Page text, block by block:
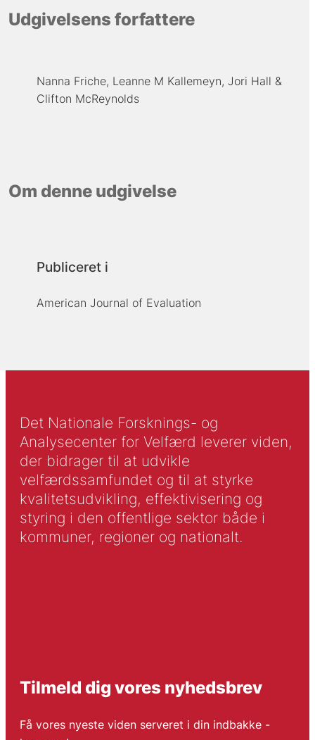
Udgivelsens forfattere
Nanna Friche Leanne M Kallemeyn Jori Hall
Clifton McReynolds
Om denne udgivelse
Publiceret i
American Journal of Evaluation
Det Nationale Forsknings- og
Analysecenter for Velfærd leverer viden,
der bidrager til at udvikle
velfærdssamfundet og til at styrke
kvalitetsudvikling, effektivisering og
styring i den offentlige sektor både i
kommuner, regioner og nationalt.
Tilmeld dig vores nyhedsbrev
Få vores nyeste viden serveret i din indbakke -